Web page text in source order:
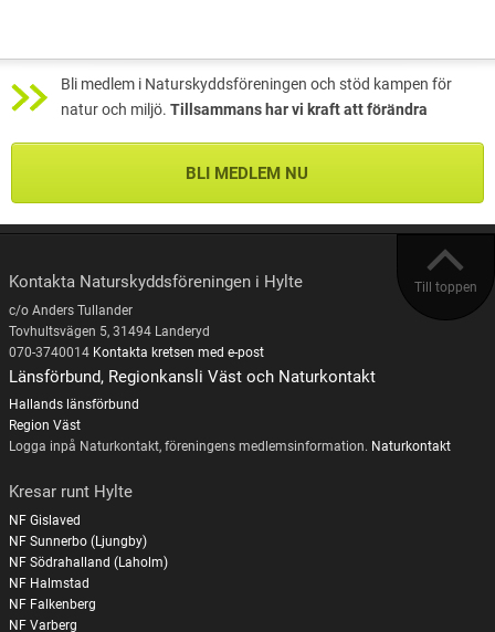
Bli medlem i Naturskyddsföreningen och stöd kampen för
natur och miljö. Tillsammans har vi kraft att förändra
BLI MEDLEM NU
Till toppen
Kontakta Naturskyddsföreningen i Hylte
c/o Anders Tullander
Tovhultsvägen 5, 31494 Landeryd
070-3740014 Kontakta kretsen med e-post
Länsförbund, Regionkansli Väst och Naturkontakt
Hallands länsförbund
Region Väst
Logga inpå Naturkontakt, föreningens medlemsinformation. Naturkontakt
Kresar runt Hylte
NF Gislaved
NF Sunnerbo (Ljungby)
NF Södrahalland (Laholm)
NF Halmstad
NF Falkenberg
NF Varberg